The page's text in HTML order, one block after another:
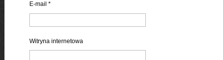
E-mail *
Witryna internetowa